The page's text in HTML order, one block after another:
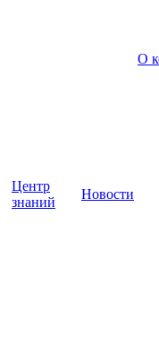
Центр
знаний
Новости
О